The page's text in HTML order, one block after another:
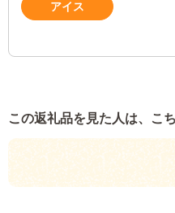
アイス
この返礼品を見た人は、こ